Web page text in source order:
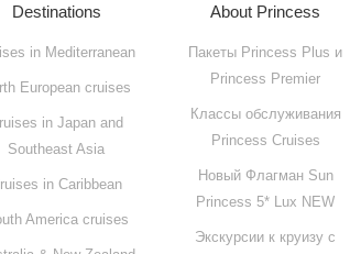
Destinations
in Mediterranean
European cruises
in Japan and
Southeast Asia
in Caribbean
America cruises
About Princess
Пакеты Princess Plus и
Princess Premier
Классы обслуживания
Princess Cruises
Новый Флагман Sun
Princess 5* Lux NEW
Экскурсии к круизу с